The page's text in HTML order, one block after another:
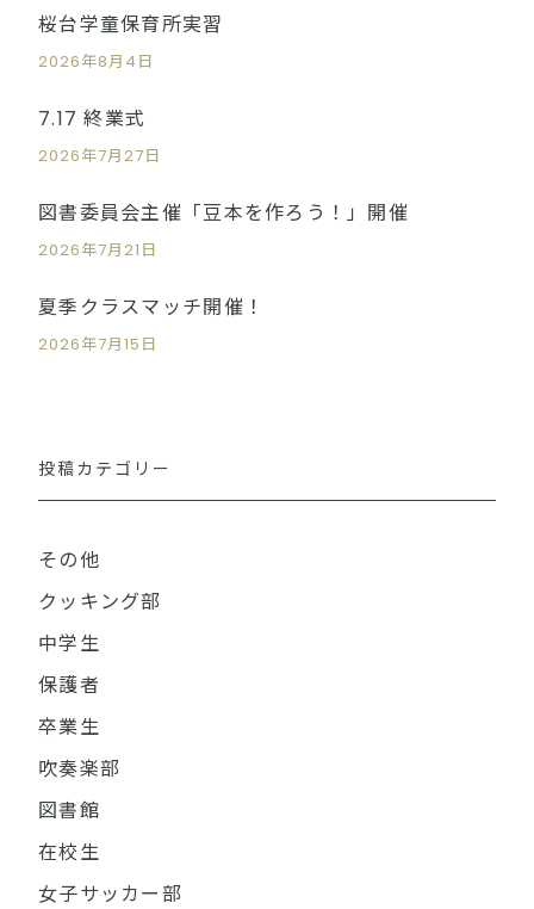
桜台学童保育所実習
2026年8月4日
7.17 終業式
2026年7月27日
図書委員会主催「豆本を作ろう！」開催
2026年7月21日
夏季クラスマッチ開催！
2026年7月15日
投稿カテゴリー
その他
クッキング部
中学生
保護者
卒業生
吹奏楽部
図書館
在校生
女子サッカー部